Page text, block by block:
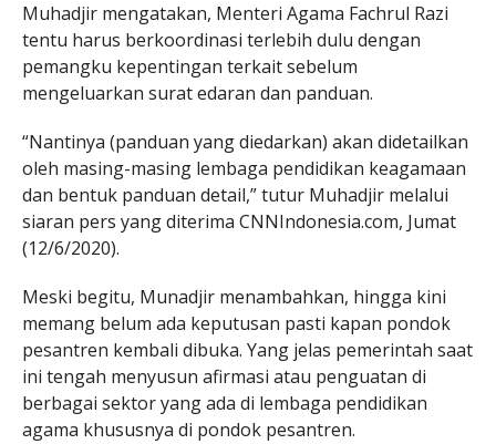
Muhadjir mengatakan, Menteri Agama Fachrul Razi
tentu harus berkoordinasi terlebih dulu dengan
pemangku kepentingan terkait sebelum
mengeluarkan surat edaran dan panduan.
“Nantinya (panduan yang diedarkan) akan didetailkan
oleh masing-masing lembaga pendidikan keagamaan
dan bentuk panduan detail,” tutur Muhadjir melalui
siaran pers yang diterima CNNIndonesia.com, Jumat
(12/6/2020).
Meski begitu, Munadjir menambahkan, hingga kini
memang belum ada keputusan pasti kapan pondok
pesantren kembali dibuka. Yang jelas pemerintah saat
ini tengah menyusun afirmasi atau penguatan di
berbagai sektor yang ada di lembaga pendidikan
agama khususnya di pondok pesantren.